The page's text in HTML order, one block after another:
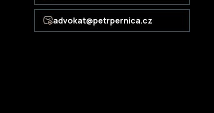
advokat@petrpernica.cz